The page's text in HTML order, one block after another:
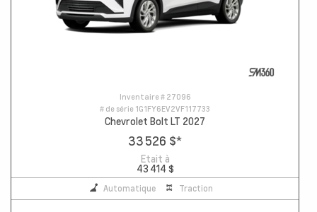
Inventaire # 27096
# de série 1G1FY6EV2VF117733
Chevrolet Bolt LT 2027
33 526 $*
Etait à
43 414 $
Automatique Traction